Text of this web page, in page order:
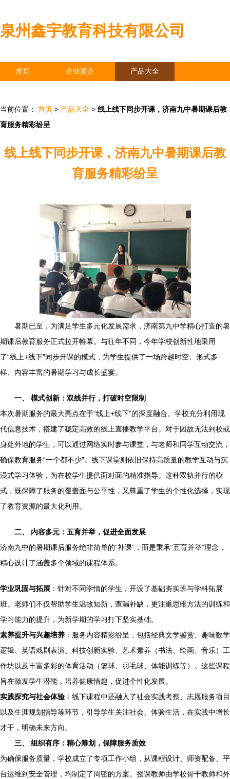
泉州鑫宇教育科技有限公司
首页 企业简介 产品大全
当前位置： 首页 > 产品大全 > 线上线下同步开课，济南九中暑期课后教
育服务精彩纷呈
线上线下同步开课，济南九中暑期课后教
育服务精彩纷呈
暑期已至，为满足学生多元化发展需求，济南第九中学精心打造的暑
期课后教育服务正式拉开帷幕。与往年不同，今年学校创新性地采用
了“线上+线下”同步开课的模式，为学生提供了一场跨越时空、形式多
样、内容丰富的暑期学习与成长盛宴。
一、 模式创新：双线并行，打破时空限制
本次暑期服务的最大亮点在于“线上+线下”的深度融合。学校充分利用现
代信息技术，搭建了稳定高效的线上直播教学平台。对于因故无法到校或
身处外地的学生，可以通过网络实时参与课堂，与老师和同学互动交流，
确保教育服务“一个都不少”。线下课堂则依旧保持高质量的教学互动与沉
浸式学习体验，为在校学生提供面对面的精准指导。这种双轨并行的模
式，既保障了服务的覆盖面与公平性，又尊重了学生的个性化选择，实现
了教育资源的最大化利用。
二、 内容多元：五育并举，促进全面发展
济南九中的暑期课后服务绝非简单的“补课”，而是秉承“五育并举”理念，
精心设计了涵盖多个领域的课程体系。
学业巩固与拓展 ：针对不同学情的学生，开设了基础夯实班与学科拓展
班。老师们不仅帮助学生温故知新，查漏补缺，更注重思维方法的训练和
学习能力的提升，为新学期的学习打下坚实基础。
素养提升与兴趣培养 ：服务内容精彩纷呈，包括经典文学鉴赏、趣味数学
逻辑、英语戏剧表演、科技创新实验、艺术素养（书法、绘画、音乐）工
作坊以及丰富多彩的体育活动（篮球、羽毛球、体能训练等）。这些课程
旨在激发学生潜能，培养健康情趣，促进个性化发展。
实践探究与社会体验 ：线下课程中还融入了社会实践考察、志愿服务项目
以及生涯规划指导等环节，引导学生关注社会、体验生活，在实践中增长
才干，明确未来方向。
三、 组织有序：精心筹划，保障服务质效
为确保服务质量，学校成立了专项工作小组，从课程设计、师资配备、平
台运维到安全管理，均制定了周密的方案。授课教师由学校骨干教师和外